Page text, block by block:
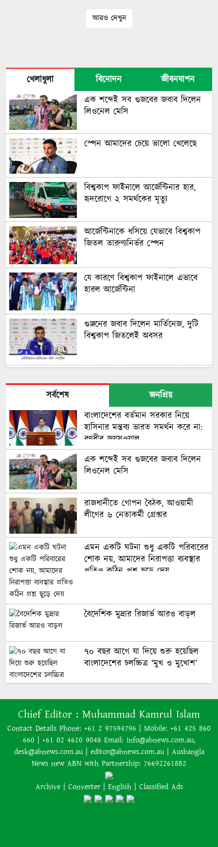
আরও দেখুন
খেলাধুলা বিনোদন
জীবনযাপন
এক শব্দেই সব গুজবের জবাব দিলেন
লিওনেল মেসি
স্পেন আমাদের চেয়ে ভালো খেলেছে
বিশ্বকাপ ফাইনালে আর্জেন্টিনার হার,
হৃদরোগে ২ সমর্থকের মৃত্যু
আর্জেন্টিনাকে ধসিয়ে যেভাবে বিশ্বকাপ
জিতল তারুণ্যনির্ভর স্পেন
যে কারণে বিশ্বকাপ ফাইনালে এভাবে
হারল আর্জেন্টিনা
গুঞ্জনের জবাব দিলেন মার্তিনেজ, দুটি
বিশ্বকাপ জিতলেই অবসর
নকআউটে মেসি-সালাহ দ্বৈরথ
বাংলাদেশের নারী ফুটবলারদের অদৃশ্য
লড়াই, শিরোপা জিতেও অবহেলিত
মায়ের পথ ধরে বিশ্বকাপে ছেলে,
গড়লেন ইতিহাস
ইনফান্তিনো বিশ্বকাপ বিক্রি করে
দিয়েছেন: লাম
পানামার বিদায়
কার হাতে উঠবে বিশ্বকাপ, জানাল
অক্টোপাস পলের উত্তরসূরিরা
অস্ট্রেলিয়াকে ২-০ গোলে হারিয়েছে
যুক্তরাষ্ট্র
হ্যাটট্রিকের রাতেই ২০৩০ বিশ্বকাপ নিয়ে
সিদ্ধান্ত জানালেন মেসি
সর্বশেষ
জনপ্রিয়
বাংলাদেশের বর্তমান সরকার নিয়ে
হাসিনার মন্তব্য ভারত সমর্থন করে না:
রণধীর জয়সওয়াল
এক শব্দেই সব গুজবের জবাব দিলেন
লিওনেল মেসি
রাজধানীতে গোপন বৈঠক, আওয়ামী
লীগের ৬ নেতাকর্মী গ্রেপ্তার
এমন একটি ঘটনা শুধু একটি পরিবারের
শোক নয়, আমাদের নিরাপত্তা ব্যবস্থার
প্রতিও কঠিন প্রশ্ন ছুড়ে দেয়
বৈদেশিক মুদ্রার রিজার্ভ আরও বাড়ল
৭০ বছর আগে যা ‍দিয়ে শুরু হয়েছিল
বাংলাদেশের চলচ্চিত্র ‘মুখ ও মুখোশ’
নিউজিল্যান্ডে ৫.৯ মাত্রার শক্তিশালী
ভূমিকম্প
ইরানের বিরুদ্ধে হামলা স্থগিত ট্রাম্পের,
নতুন করে শান্তি আলোচনা শুরু
অজ্ঞাত কারণে অগ্নিকাণ্ডে একই
পরিবারের তিন সদস্যের মৃত্যু
Chief Editor : Muhammad Kamrul Islam
Contact Details Phone: +61 2 97594796 | Mobile: +61 425 860
660 | +61 02 4610 9048 Email: info@abnews.com.au,
desk@abnews.com.au | editor@abnews.com.au | Ausbangla
News new ABN with Partnership: 76692261882
Archive | Converter | English | Classified Ads